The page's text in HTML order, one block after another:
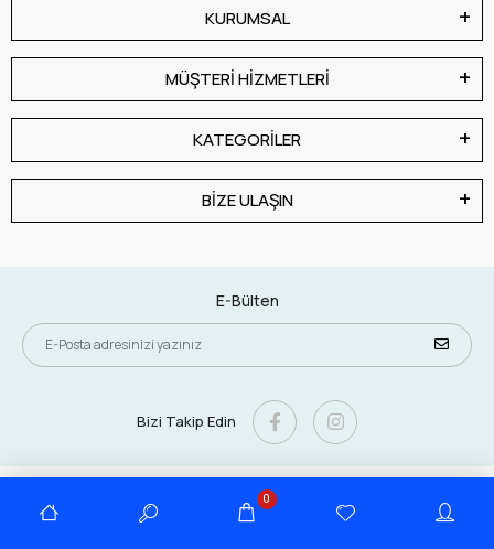
KURUMSAL
MÜŞTERİ HİZMETLERİ
KATEGORİLER
BİZE ULAŞIN
E-Bülten
Bizi Takip Edin
Tüm bilgileriniz 256bit SSL Sertifikası ile korunmaktadır.
0